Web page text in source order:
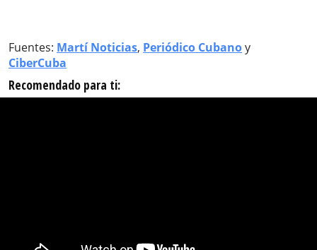
Fuentes: Martí Noticias, Periódico Cubanoy
CiberCuba
Recomendado para ti: